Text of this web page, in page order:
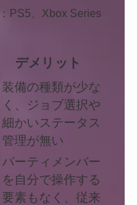
PS5、Xbox Series
デメリット
装備の種類が少な
く、ジョブ選択や
細かいステータス
管理が無い
パーティメンバー
を自分で操作する
要素もなく、従来